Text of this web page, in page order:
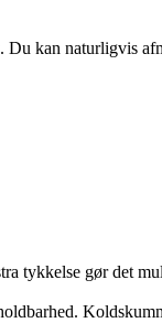
kan naturligvis
tykkelse gør det